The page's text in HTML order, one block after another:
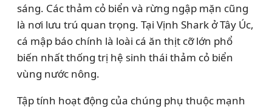
sáng. Các thảm cỏ biển và rừng ngập mặn cũng
là nơi lưu trú quan trọng. Tại Vịnh Shark ở Tây Úc,
cá mập báo chính là loài cá ăn thịt cỡ lớn phổ
biến nhất thống trị hệ sinh thái thảm cỏ biển
vùng nước nông.
Tập tính hoạt động của chúng phụ thuộc mạnh